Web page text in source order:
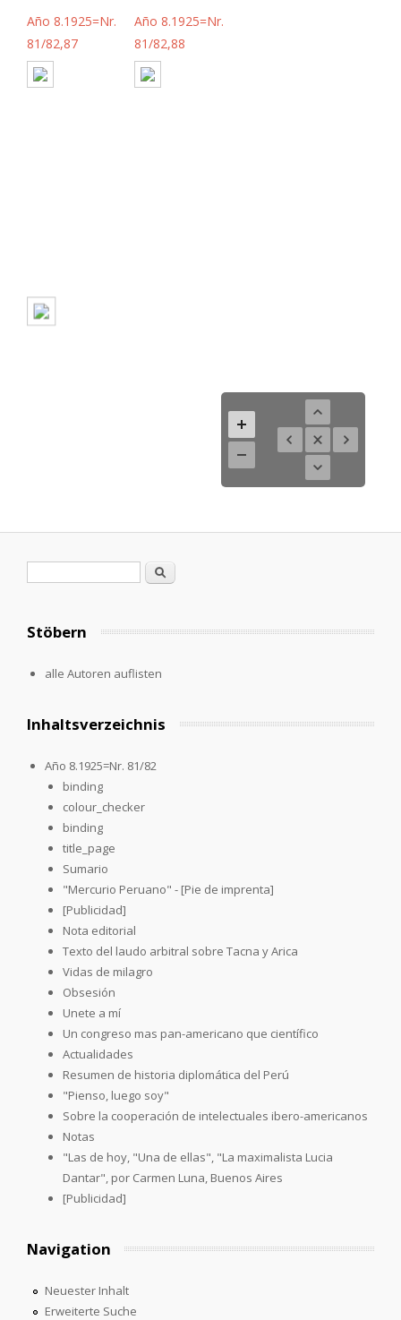
Año 8.1925=Nr.
81/82,87
Año 8.1925=Nr.
81/82,88
Suche
Stöbern
alle Autoren auflisten
Inhaltsverzeichnis
Año 8.1925=Nr. 81/82
binding
colour_checker
binding
title_page
Sumario
"Mercurio Peruano" - [Pie de imprenta]
[Publicidad]
Nota editorial
Texto del laudo arbitral sobre Tacna y Arica
Vidas de milagro
Obsesión
Unete a mí
Un congreso mas pan-americano que científico
Actualidades
Resumen de historia diplomática del Perú
"Pienso, luego soy"
Sobre la cooperación de intelectuales ibero-americanos
Notas
"Las de hoy, "Una de ellas", "La maximalista Lucia
Dantar", por Carmen Luna, Buenos Aires
[Publicidad]
Navigation
Neuester Inhalt
Erweiterte Suche